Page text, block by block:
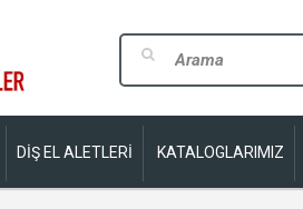
DİŞ EL ALETLERİ KATALOGLARIMIZ